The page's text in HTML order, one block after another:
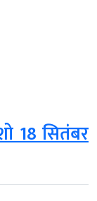
18 सितंबर